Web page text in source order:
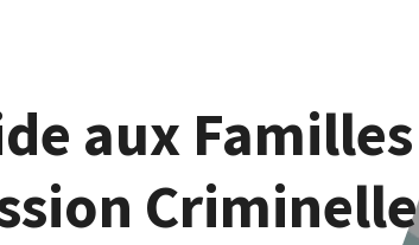
aux Familles
Criminelle